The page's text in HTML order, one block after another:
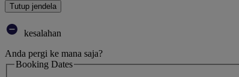
Tutup jendela
kesalahan
Anda pergi ke mana saja?
Booking Dates